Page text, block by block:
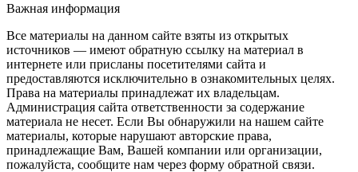
Важная информация
Все материалы на данном сайте взяты из открытых
источников — имеют обратную ссылку на материал в
интернете или присланы посетителями сайта и
предоставляются исключительно в ознакомительных целях.
Права на материалы принадлежат их владельцам.
Администрация сайта ответственности за содержание
материала не несет. Если Вы обнаружили на нашем сайте
материалы, которые нарушают авторские права,
принадлежащие Вам, Вашей компании или организации,
пожалуйста, сообщите нам через форму обратной связи.